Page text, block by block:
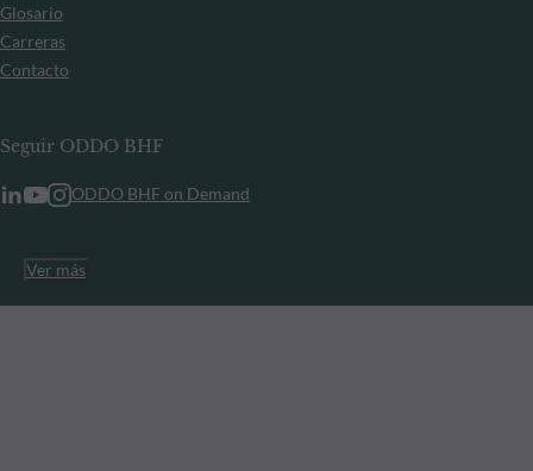
Glosario
Carreras
Contacto
Seguir ODDO BHF
ODDO BHF on Demand
Ver más